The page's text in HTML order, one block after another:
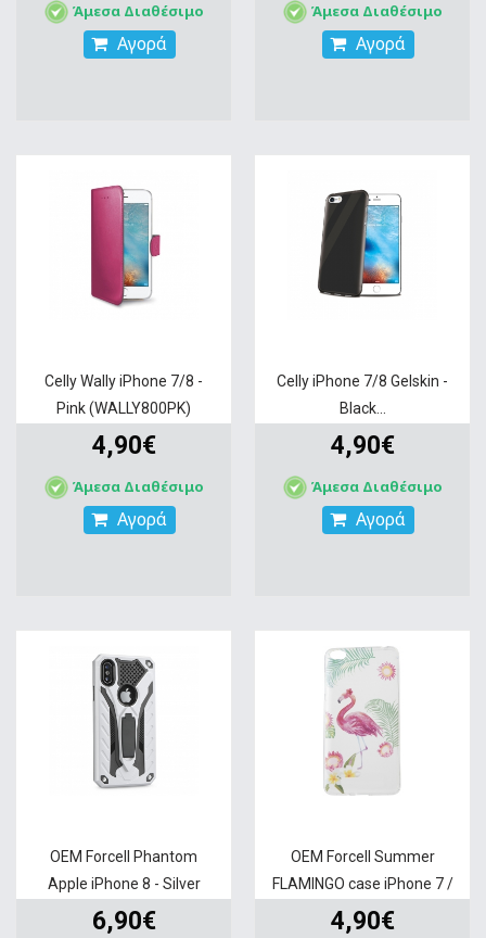
Άμεσα Διαθέσιμο
Αγορά
Άμεσα Διαθέσιμο
Αγορά
Celly Wally iPhone 7/8 -
Pink (WALLY800PK)
4,90€
Άμεσα Διαθέσιμο
Αγορά
Celly iPhone 7/8 Gelskin -
Black...
4,90€
Άμεσα Διαθέσιμο
Αγορά
OEM Forcell Phantom
Apple iPhone 8 - Silver
6,90€
OEM Forcell Summer
FLAMINGO case iPhone 7 /
8
4,90€